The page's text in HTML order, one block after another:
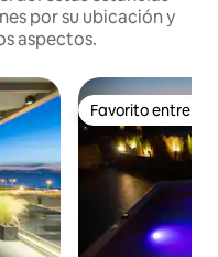
por su ubicación y
aspectos.
Favorito entre
Favorito entre